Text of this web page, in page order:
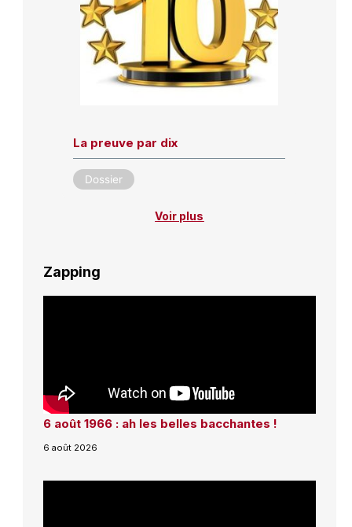
La preuve par dix
Dossier
Voir plus
Zapping
6 août 1966 : ah les belles bacchantes !
6 août 2026